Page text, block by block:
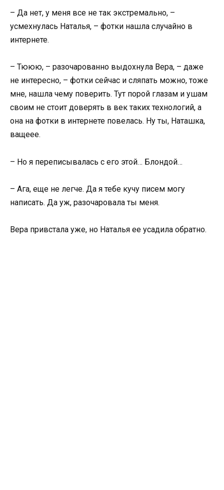
– Да нет, у меня все не так экстремально, –
усмехнулась Наталья, – фотки нашла случайно в
интернете.
– Тююю, – разочарованно выдохнула Вера, – даже
не интересно, – фотки сейчас и сляпать можно, тоже
мне, нашла чему поверить. Тут порой глазам и ушам
своим не стоит доверять в век таких технологий, а
она на фотки в интернете повелась. Ну ты, Наташка,
ващеее.
– Но я переписывалась с его этой… Блондой…
– Ага, еще не легче. Да я тебе кучу писем могу
написать. Да уж, разочаровала ты меня.
Вера привстала уже, но Наталья ее усадила обратно.